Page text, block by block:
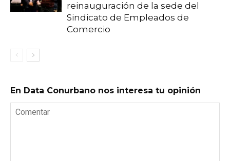
reinauguración de la sede del
Sindicato de Empleados de
Comercio
En Data Conurbano nos interesa tu opinión